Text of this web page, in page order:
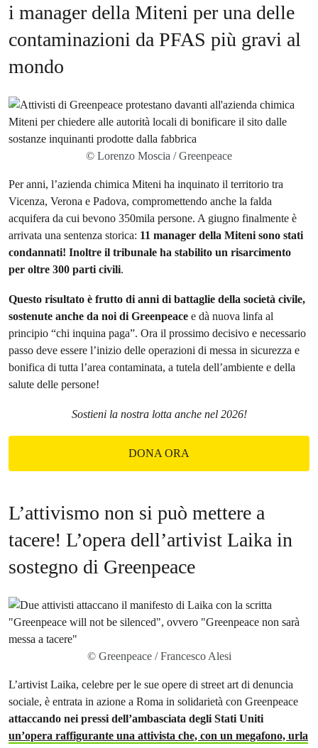
i manager della Miteni per una delle
contaminazioni da PFAS più gravi al
mondo
© Lorenzo Moscia / Greenpeace
Per anni, l’azienda chimica Miteni ha inquinato il territorio tra
Vicenza, Verona e Padova, compromettendo anche la falda
acquifera da cui bevono 350mila persone. A giugno finalmente è
arrivata una sentenza storica: 11 manager della Miteni sono stati
condannati! Inoltre il tribunale ha stabilito un risarcimento
per oltre 300 parti civili.
Questo risultato è frutto di anni di battaglie della società civile,
sostenute anche da noi di Greenpeace e dà nuova linfa al
principio “chi inquina paga”. Ora il prossimo decisivo e necessario
passo deve essere l’inizio delle operazioni di messa in sicurezza e
bonifica di tutta l’area contaminata, a tutela dell’ambiente e della
salute delle persone!
Sostieni la nostra lotta anche nel 2026!
DONA ORA
L’attivismo non si può mettere a
tacere! L’opera dell’artivist Laika in
sostegno di Greenpeace
© Greenpeace / Francesco Alesi
L’artivist Laika, celebre per le sue opere di street art di denuncia
sociale, è entrata in azione a Roma in solidarietà con Greenpeace
attaccando nei pressi dell’ambasciata degli Stati Uniti
un’opera raffigurante una attivista che, con un megafono, urla